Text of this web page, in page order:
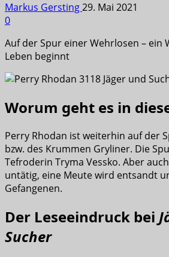
Markus Gersting29. Mai 2021
0
Auf der Spur einer Wehrlosen – ein
Leben beginnt
Worum geht es in
Perry Rhodan ist weiterhin auf der
bzw. des Krummen Gryliner. Die
Tefroderin Tryma Vessko. Aber
untätig, eine Meute wird entsandt
Gefangenen.
Der Leseeindruck bei
Sucher